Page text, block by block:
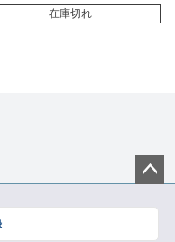
在庫切れ
ジト